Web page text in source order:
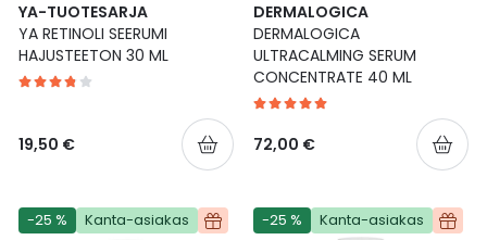
YA-TUOTESARJA
YA RETINOLI SEERUMI
HAJUSTEETON 30 ML
19,50 €
DERMALOGICA
DERMALOGICA
ULTRACALMING SERUM
CONCENTRATE 40 ML
72,00 €
-25 % Kanta-asiakas -25 % Kanta-asiakas